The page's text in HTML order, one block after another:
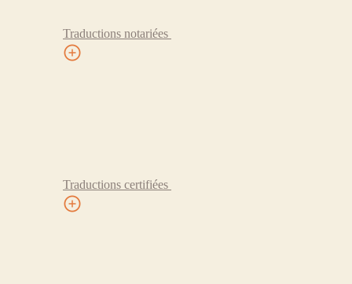
Traductions notariées
Traductions certifiées